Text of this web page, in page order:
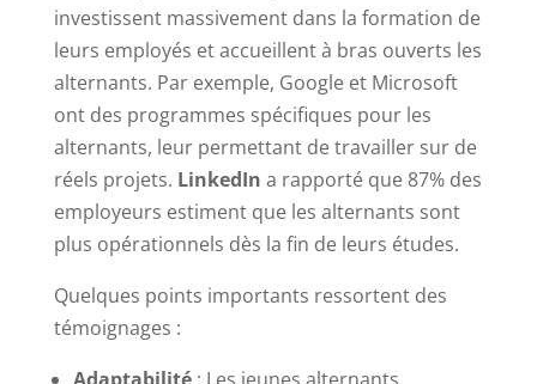
investissent massivement dans la formation de
leurs employés et accueillent à bras ouverts les
alternants. Par exemple, Google et Microsoft
ont des programmes spécifiques pour les
alternants, leur permettant de travailler sur de
réels projets. LinkedIn a rapporté que 87% des
employeurs estiment que les alternants sont
plus opérationnels dès la fin de leurs études.
Quelques points importants ressortent des
témoignages :